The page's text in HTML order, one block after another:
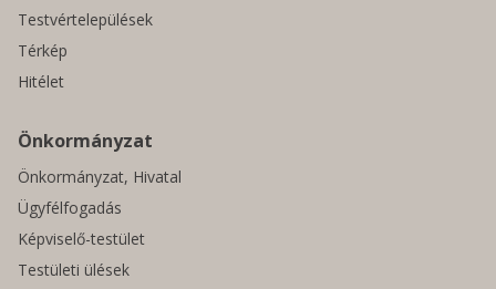
Testvértelepülések
Térkép
Hitélet
Önkormányzat
Önkormányzat, Hivatal
Ügyfélfogadás
Képviselő-testület
Testületi ülések